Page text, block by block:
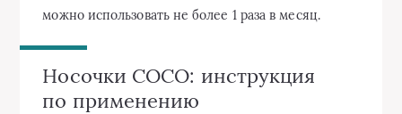
можно использовать не более 1 раза в месяц.
Носочки СОСО: инструкция
по применению